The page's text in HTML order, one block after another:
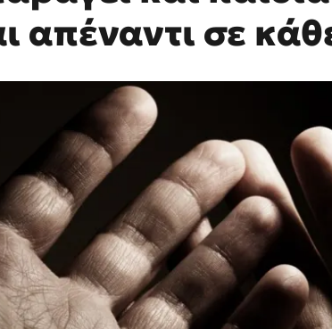
απέναντι σε